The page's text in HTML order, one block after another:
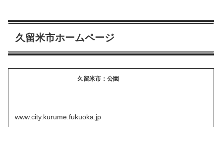
久留米市ホームページ
久留米市：公園
www.city.kurume.fukuoka.jp